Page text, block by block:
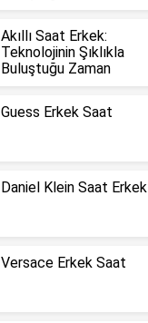
Akıllı Saat Erkek:
Teknolojinin Şıklıkla
Buluştuğu Zaman
Guess Erkek Saat
Daniel Klein Saat Erkek
Versace Erkek Saat